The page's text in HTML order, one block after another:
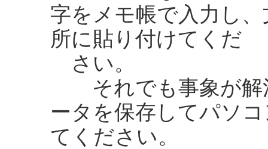
字をメモ帳で入力し
所に貼り付けてくだ
さい。
それでも事象が解
ータを保存してパソ
てください。